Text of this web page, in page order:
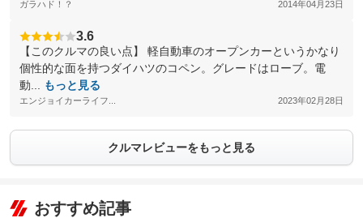
ガラハド！？ 2014年04月23日
3.6
【このクルマの良い点】 軽自動車のオープンカーというかなり
個性的な面を持つダイハツのコペン。グレードはローブ。電
動...
もっと見る
エンジョイカーライフ... 2023年02月28日
クルマレビューをもっと見る
おすすめ記事